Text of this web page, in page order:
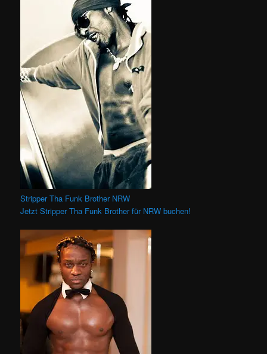
Stripper Tha Funk Brother NRW
Jetzt Stripper Tha Funk Brother für NRW buchen!